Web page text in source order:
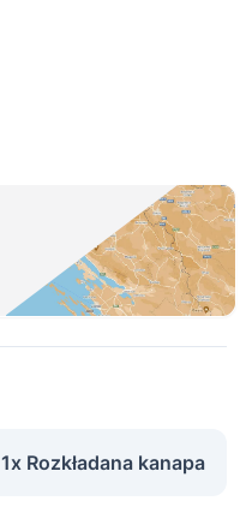
1x Rozkładana kanapa